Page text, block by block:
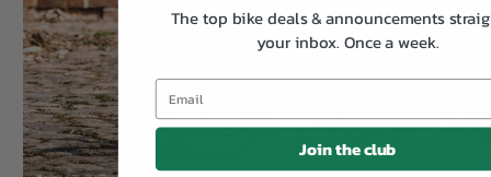
The top bike deals & announcements
your inbox. Once a week.
Join the club